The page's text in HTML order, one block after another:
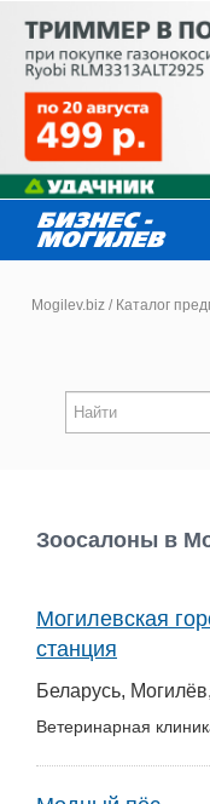
Новости
Афиша
Объявления
Mogilev.biz / Каталог
Зоосалоны в
Могилевская
станция
Беларусь,
Ветеринарная